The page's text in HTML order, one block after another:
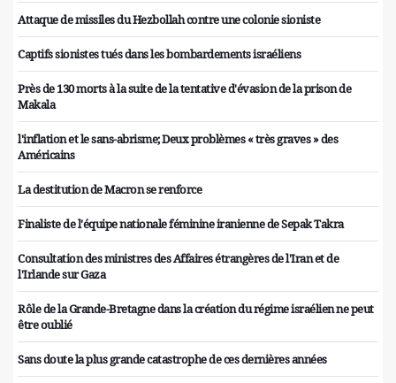
Attaque de missiles du Hezbollah contre une colonie sioniste
Captifs sionistes tués dans les bombardements israéliens
Près de 130 morts à la suite de la tentative d'évasion de la prison de
Makala
l'inflation et le sans-abrisme; Deux problèmes « très graves » des
Américains
La destitution de Macron se renforce
Finaliste de l'équipe nationale féminine iranienne de Sepak Takra
Consultation des ministres des Affaires étrangères de l'Iran et de
l'Irlande sur Gaza
Rôle de la Grande-Bretagne dans la création du régime israélien ne peut
être oublié
Sans doute la plus grande catastrophe de ces dernières années